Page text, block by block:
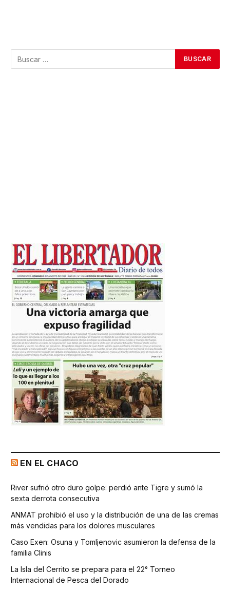
EN EL CHACO
River sufrió otro duro golpe: perdió ante Tigre y sumó la
sexta derrota consecutiva
ANMAT prohibió el uso y la distribución de una de las cremas
más vendidas para los dolores musculares
Caso Exen: Osuna y Tomljenovic asumieron la defensa de la
familia Clinis
La Isla del Cerrito se prepara para el 22° Torneo
Internacional de Pesca del Dorado